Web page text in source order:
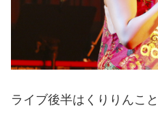
ライブ後半はくりりんこと